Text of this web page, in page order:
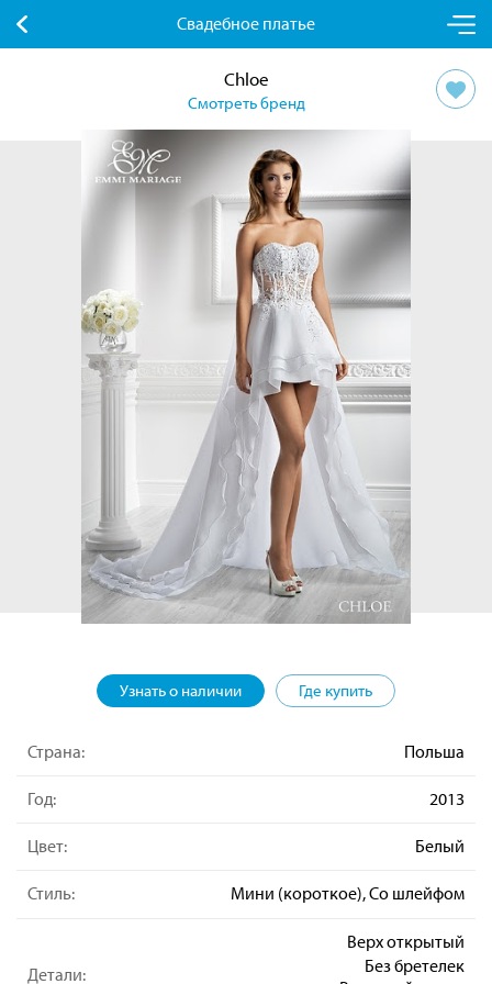
Свадебное платье
Chloe
Смотреть бренд
Узнать о наличии Где купить
Страна: Польша
Год: 2013
Цвет: Белый
Стиль: Мини (короткое), Со шлейфом
Детали:
Верх открытый
Без бретелек